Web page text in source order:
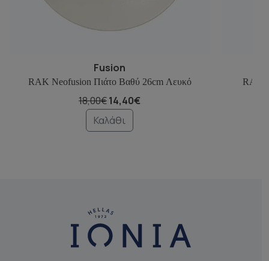
Fusion
RAK Neofusion Πιάτο Βαθύ 26cm Λευκό
18,00€14,40€
Καλάθι
RAK